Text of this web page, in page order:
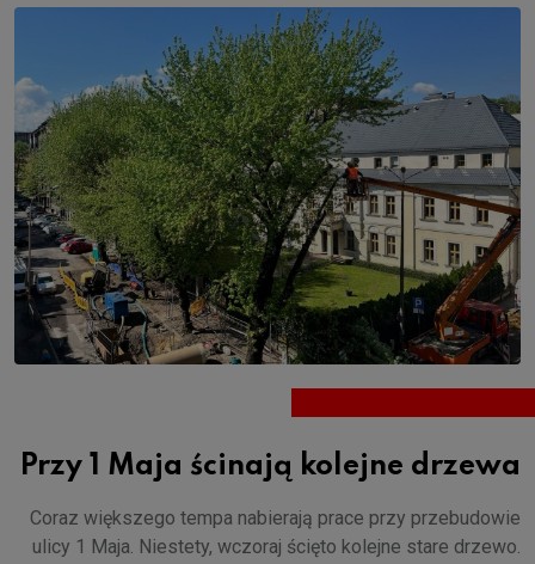
Przy 1 Maja ścinają kolejne drzewa
Coraz większego tempa nabierają prace przy przebudowie
ulicy 1 Maja. Niestety, wczoraj ścięto kolejne stare drzewo.